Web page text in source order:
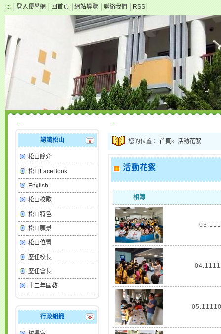
::: 登入優學網 回首頁 網站導覽 聯絡我們 RSS
:::
認識松山
松山簡介
松山FaceBook
English
松山校歌
松山特色
松山願景
松山位置
歷任校長
歷任會長
十二年國教
行政組織
:::
您的位置： 首頁» 活動花絮
活動花絮
相簿